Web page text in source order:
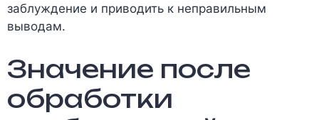
заблуждение и приводить к неправильным
выводам.
Значение после
обработки